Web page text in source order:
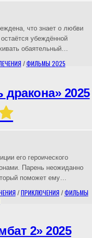
что знает о любви
убеждённой
обаятельный…
/ФИЛЬМЫ 2025
2025
его героического
Парень неожиданно
поможет ему…
/ПРИКЛЮЧЕНИЯ /ФИЛЬМЫ
2» 2025